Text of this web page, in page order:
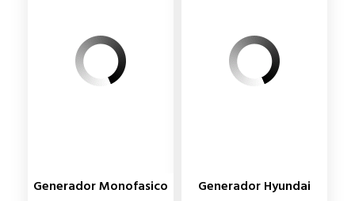
Generador Monofasico
Generador Hyundai